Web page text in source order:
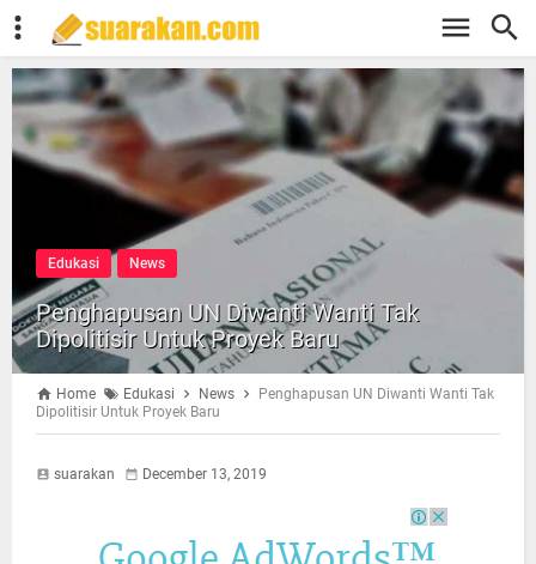
Edukasi News
Penghapusan UN Diwanti Wanti Tak
Dipolitisir Untuk Proyek Baru
Home Edukasi News
Penghapusan UN Diwanti Wanti Tak
Dipolitisir Untuk Proyek Baru
suarakan December 13, 2019